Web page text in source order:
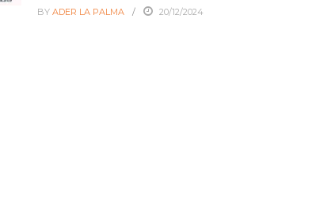
BY ADER LA PALMA 20/12/2024